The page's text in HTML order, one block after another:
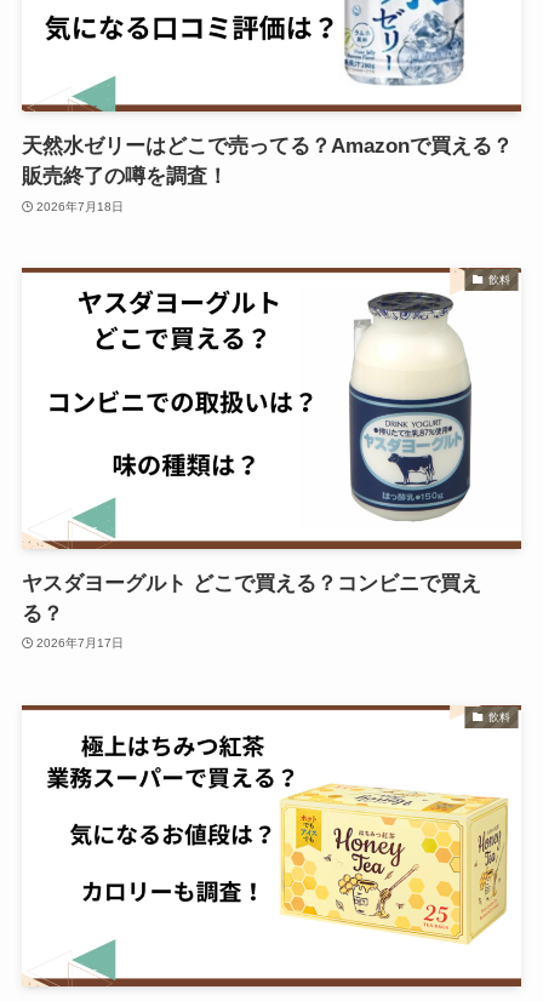
天然水ゼリーはどこで売ってる？Amazonで買える？
販売終了の噂を調査！
2026年7月18日
飲料
ヤスダヨーグルト どこで買える？コンビニで買え
る？
2026年7月17日
飲料